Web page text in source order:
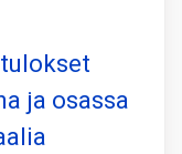
ja osassa